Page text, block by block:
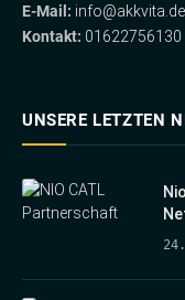
E-Mail: info@akkvita.de
Kontakt: 01622756130
UNSERE LETZTEN